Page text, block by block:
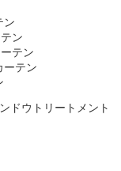
ン
ン
テン
ーテン
ドウトリートメント